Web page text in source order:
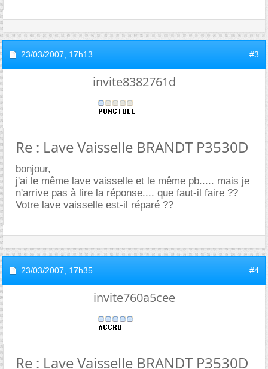
23/03/2007, 17h13 #3
invite8382761d
Re : Lave Vaisselle BRANDT P3530D
bonjour,
j'ai le même lave vaisselle et le même pb..... mais je
n'arrive pas à lire la réponse.... que faut-il faire ??
Votre lave vaisselle est-il réparé ??
23/03/2007, 17h35 #4
invite760a5cee
Re : Lave Vaisselle BRANDT P3530D